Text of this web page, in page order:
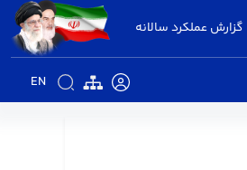
گزارش عملکرد سالانه
EN